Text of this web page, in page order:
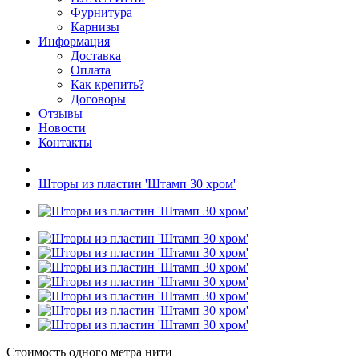
Фурнитура
Карнизы
Информация
Доставка
Оплата
Как крепить?
Договоры
Отзывы
Новости
Контакты
Шторы из пластин 'Штамп 30 хром'
Стоимость одного метра нити